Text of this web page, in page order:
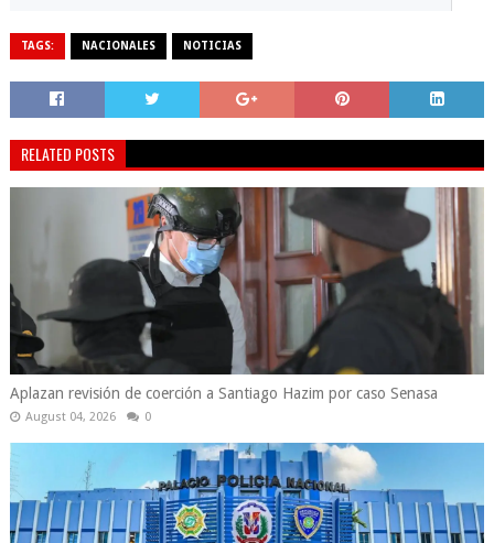
TAGS: NACIONALES NOTICIAS
RELATED POSTS
Aplazan revisión de coerción a Santiago Hazim por caso Senasa
August 04, 2026 0